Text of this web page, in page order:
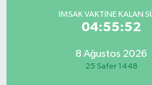
İMSAK VAKTINE KALAN
04:55:52
8 Ağustos 2026
25 Safer 1448
BİLİM VE TEKNOLOJİ
Tüm Manşetler